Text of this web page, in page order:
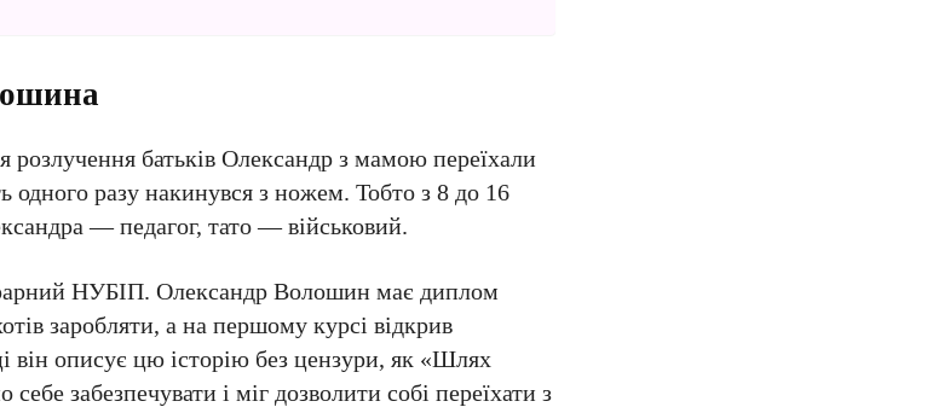
розлучення батьків Олександр з мамою переїхали
одного разу накинувся з ножем. Тобто з 8 до 16
— педагог, тато — військовий.
НУБІП. Олександр Волошин має диплом
заробляти, а на першому курсі відкрив
він описує цю історію без цензури, як «Шлях
забезпечувати і міг дозволити собі переїхати з